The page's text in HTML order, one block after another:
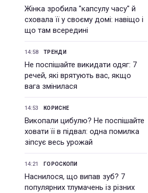
Жінка зробила "капсулу часу" й
сховала її у своєму домі: навіщо і
що там всередині
14:58 ТРЕНДИ
Не поспішайте викидати одяг: 7
речей, які врятують вас, якщо
вага змінилася
14:53 КОРИСНЕ
Викопали цибулю? Не поспішайте
ховати її в підвал: одна помилка
зіпсує весь урожай
14:21 ГОРОСКОПИ
Наснилося, що випав зуб? 7
популярних тлумачень із різних